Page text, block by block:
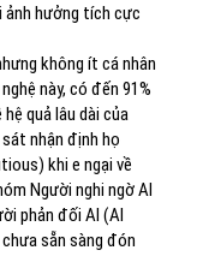
ảnh hưởng tích cực
không ít cá nhân
này, có đến 91%
quả lâu dài của
nhận định họ
khi e ngại về
Người nghi ngờ AI
phản đối AI (AI
sẵn sàng đón